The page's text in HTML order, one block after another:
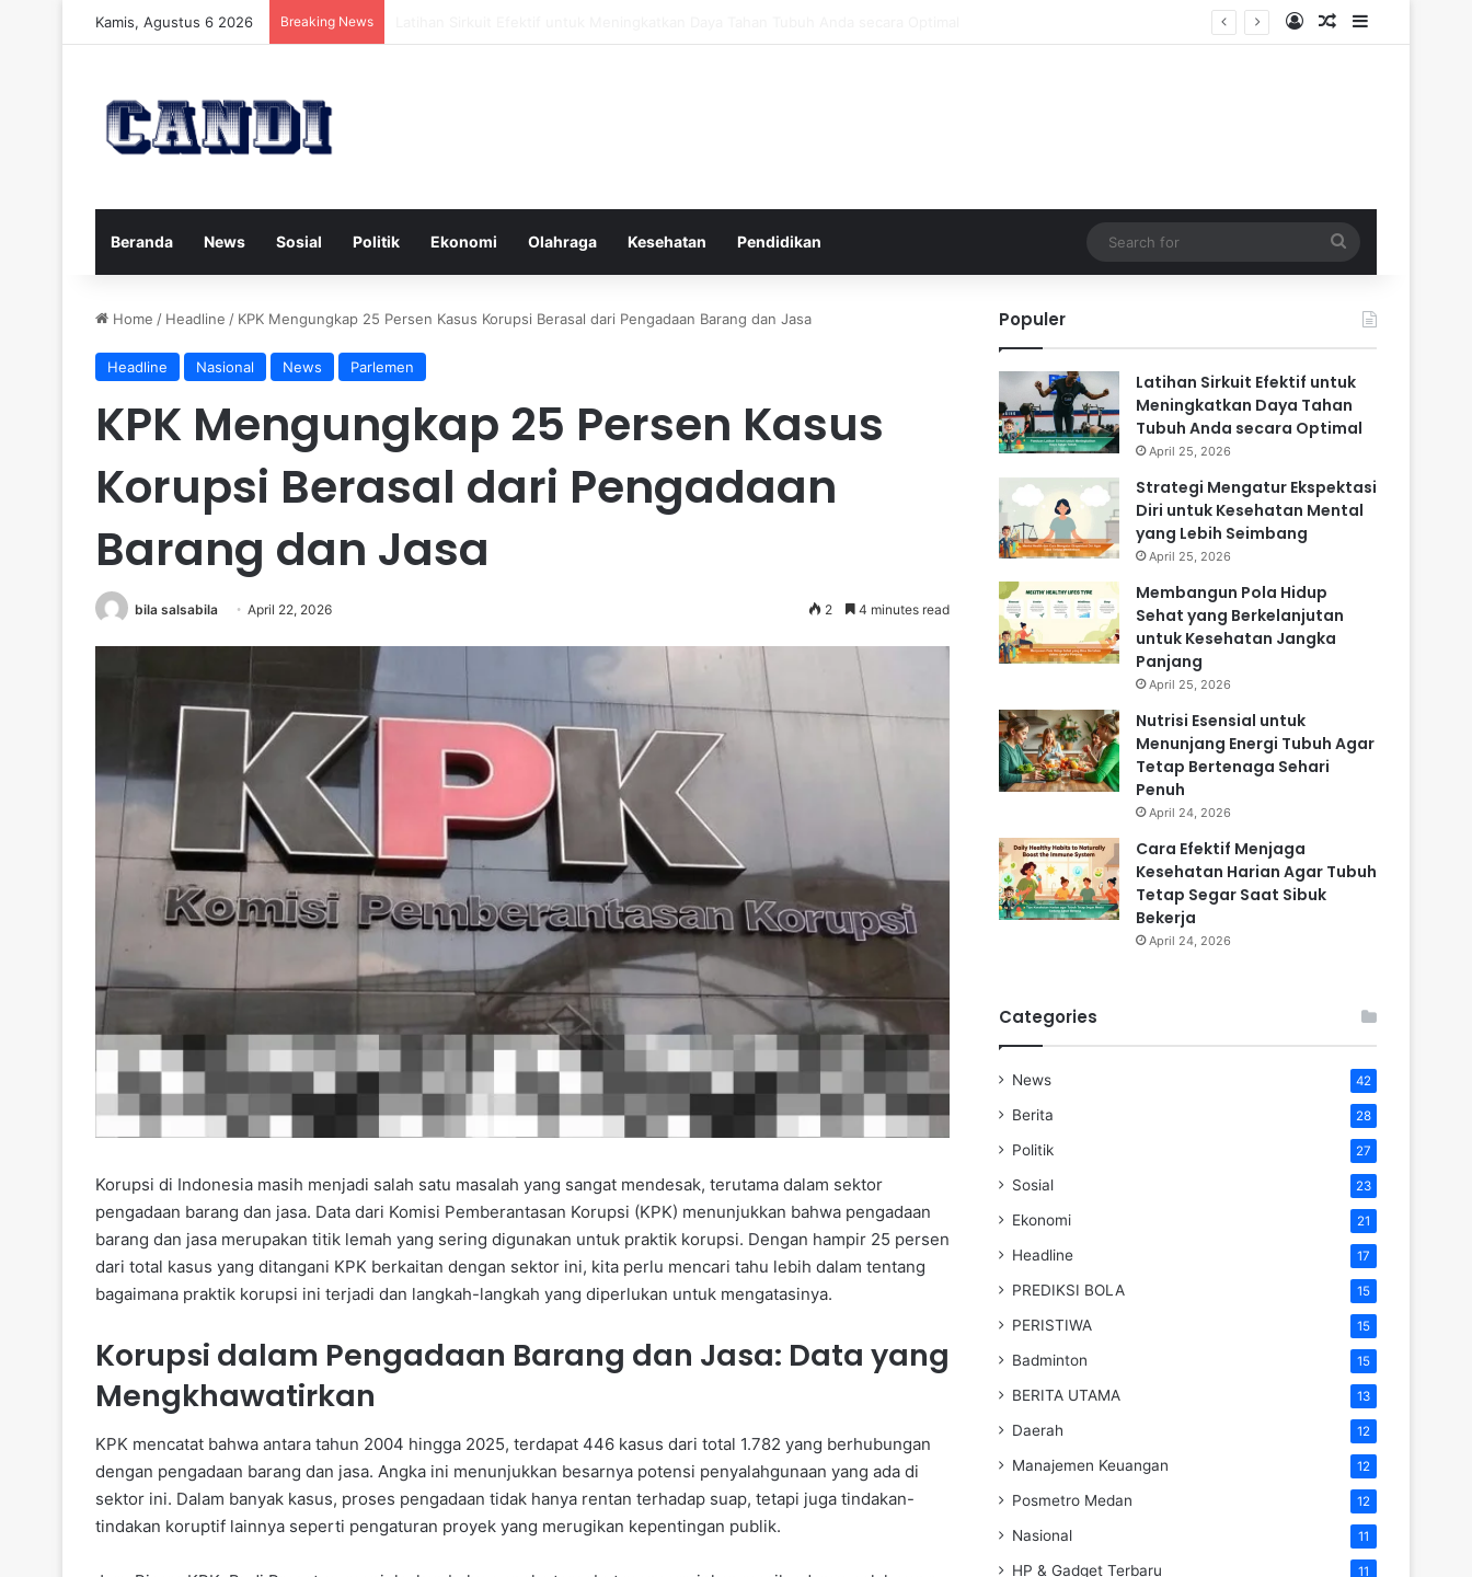
Kamis, Agustus 6 2026 Breaking News Log InRandom Article
Sidebar
Beranda News Sosial Politik Ekonomi Olahraga Kesehatan Pendidikan
for
Home / Headline / KPK Mengungkap 25 Persen Kasus Korupsi Berasal dari Pengadaan Barang dan Jasa
Headline Nasional News Parlemen
KPK Mengungkap 25 Persen Kasus
Korupsi Berasal dari Pengadaan
Barang dan Jasa
bila salsabila April 22, 2026 2 4 minutes read
Korupsi di Indonesia masih menjadi salah satu masalah yang sangat mendesak, terutama dalam sektor
pengadaan barang dan jasa. Data dari Komisi Pemberantasan Korupsi (KPK) menunjukkan bahwa pengadaan
barang dan jasa merupakan titik lemah yang sering digunakan untuk praktik korupsi. Dengan hampir 25 persen
dari total kasus yang ditangani KPK berkaitan dengan sektor ini, kita perlu mencari tahu lebih dalam tentang
bagaimana praktik korupsi ini terjadi dan langkah-langkah yang diperlukan untuk mengatasinya.
Korupsi dalam Pengadaan Barang dan Jasa: Data yang
Mengkhawatirkan
KPK mencatat bahwa antara tahun 2004 hingga 2025, terdapat 446 kasus dari total 1.782 yang berhubungan
dengan pengadaan barang dan jasa. Angka ini menunjukkan besarnya potensi penyalahgunaan yang ada di
sektor ini. Dalam banyak kasus, proses pengadaan tidak hanya rentan terhadap suap, tetapi juga tindakan-
tindakan koruptif lainnya seperti pengaturan proyek yang merugikan kepentingan publik.
Populer
Latihan Sirkuit Efektif untuk
Meningkatkan Daya Tahan
Tubuh Anda secara Optimal
April 25, 2026
Strategi Mengatur Ekspektasi
Diri untuk Kesehatan Mental
yang Lebih Seimbang
April 25, 2026
Membangun Pola Hidup
Sehat yang Berkelanjutan
untuk Kesehatan Jangka
Panjang
April 25, 2026
Nutrisi Esensial untuk
Menunjang Energi Tubuh Agar
Tetap Bertenaga Sehari
Penuh
April 24, 2026
Cara Efektif Menjaga
Kesehatan Harian Agar Tubuh
Tetap Segar Saat Sibuk
Bekerja
April 24, 2026
Categories
News 42
Berita 28
Politik 27
Sosial 23
Ekonomi 21
Headline 17
PREDIKSI BOLA 15
PERISTIWA 15
Badminton 15
BERITA UTAMA 13
Daerah 12
Manajemen Keuangan 12
Posmetro Medan 12
Nasional 11
HP & Gadget Terbaru 11